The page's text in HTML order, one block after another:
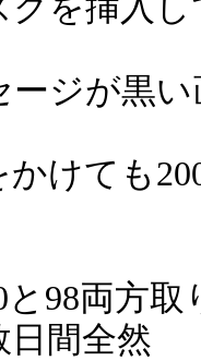
クを挿入
ージが黒
けても
と98両方
日間全然